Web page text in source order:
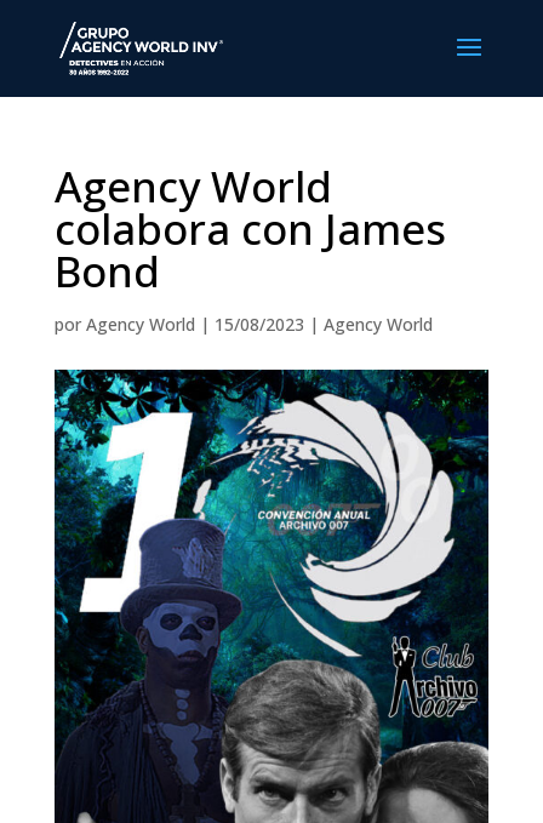
Agency World
colabora con James
Bond
por Agency World | 15/08/2023 | Agency World